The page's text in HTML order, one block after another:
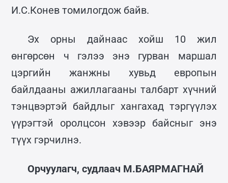
И.С.Конев томилогдож байв.
Эх орны дайнаас хойш 10 жил
өнгөрсөн ч гэлээ энэ гурван маршал
цэргийн жанжны хувьд европын
байлдааны ажиллагааны талбарт хүчний
тэнцвэртэй байдлыг хангахад тэргүүлэх
үүрэгтэй оролцсон хэвээр байсныг энэ
түүх гэрчилнэ.
Орчуулагч, судлаач М.БАЯРМАГНАЙ